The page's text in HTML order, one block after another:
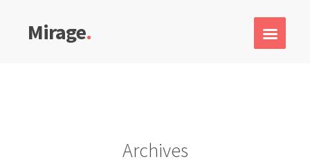
Mirage.
Archives